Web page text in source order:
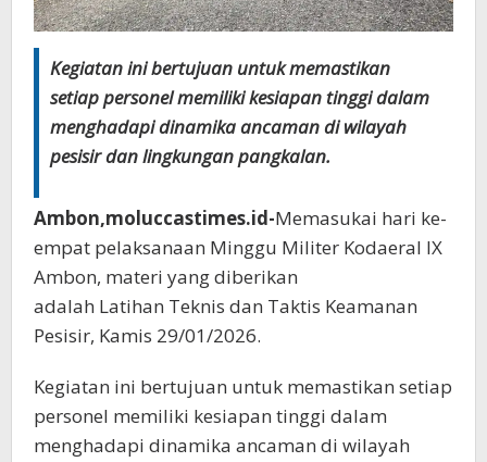
Kegiatan ini bertujuan untuk memastikan
setiap personel memiliki kesiapan tinggi dalam
menghadapi dinamika ancaman di wilayah
pesisir dan lingkungan pangkalan.
Ambon,moluccastimes.id-Memasukai hari ke-
empat pelaksanaan Minggu Militer Kodaeral IX
Ambon, materi yang diberikan
adalah Latihan Teknis dan Taktis Keamanan
Pesisir, Kamis 29/01/2026.
Kegiatan ini bertujuan untuk memastikan setiap
personel memiliki kesiapan tinggi dalam
menghadapi dinamika ancaman di wilayah